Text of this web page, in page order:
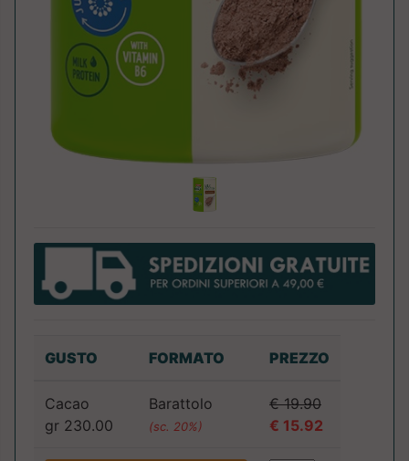
GUSTO FORMATO PREZZO
Cacao
gr 230.00
Barattolo
(sc. 20%)
€ 19.90
€ 15.92